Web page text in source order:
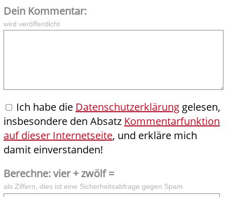
Dein Kommentar:
wird veröffentlicht
Ich habe die Datenschutzerklärung gelesen,
insbesondere den Absatz Kommentarfunktion
auf dieser Internetseite, und erkläre mich
damit einverstanden!
Berechne: vier + zwölf =
als Ziffern, dies ist eine Sicherheitsabfrage gegen Spam